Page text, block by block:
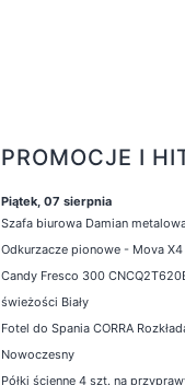
PROMOCJE I
Piątek, 07 sierpnia
Szafa biurowa Damian
Odkurzacze pionowe - Mova
Candy Fresco 300
świeżości Biały
Fotel do Spania CORRA
Nowoczesny
Półki ścienne 4 szt. na